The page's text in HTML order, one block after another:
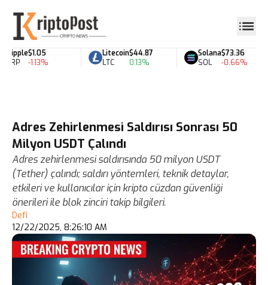
Ripple
XRP
$1.05
-1.13%
Litecoin
LTC
$44.87
0.13%
Solana
SOL
$73.36
-0.66%
Adres Zehirlenmesi Saldırısı Sonrası 50
Milyon USDT Çalındı
Adres zehirlenmesi saldırısında 50 milyon USDT
(Tether) çalındı; saldırı yöntemleri, teknik detaylar,
etkileri ve kullanıcılar için kripto cüzdan güvenliği
önerileri ile blok zinciri takip bilgileri.
Defi
12/22/2025, 8:26:10 AM